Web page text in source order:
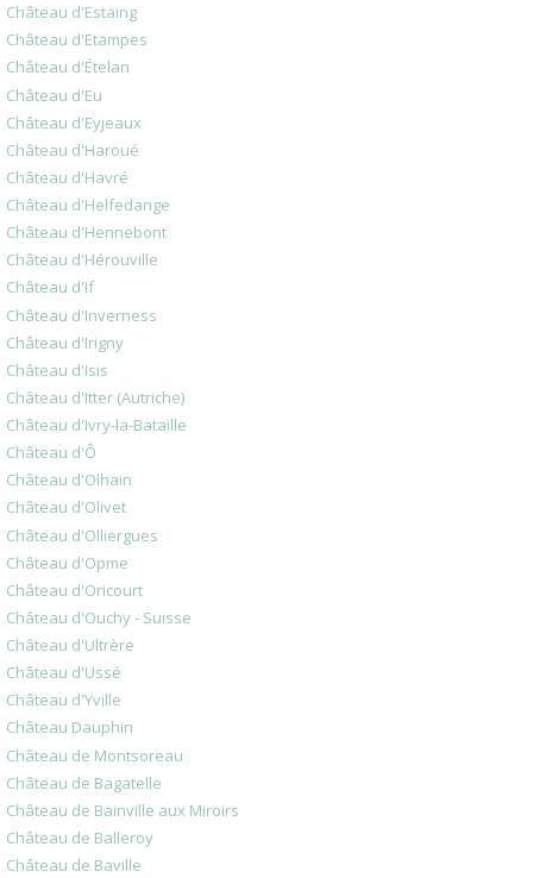
Château d'Estaing
Château d'Etampes
Château d'Ételan
Château d'Eu
Château d'Eyjeaux
Château d'Haroué
Château d'Havré
Château d'Helfedange
Château d'Hennebont
Château d'Hérouville
Château d'If
Château d'Inverness
Château d'Irigny
Château d'Isis
Château d'Itter (Autriche)
Château d'Ivry-la-Bataille
Château d'Ô
Château d'Olhain
Château d'Olivet
Château d'Olliergues
Château d'Opme
Château d'Oricourt
Château d'Ouchy - Suisse
Château d'Ultrère
Château d'Ussé
Château d'Yville
Château Dauphin
Château de Montsoreau
Château de Bagatelle
Château de Bainville aux Miroirs
Château de Balleroy
Château de Baville